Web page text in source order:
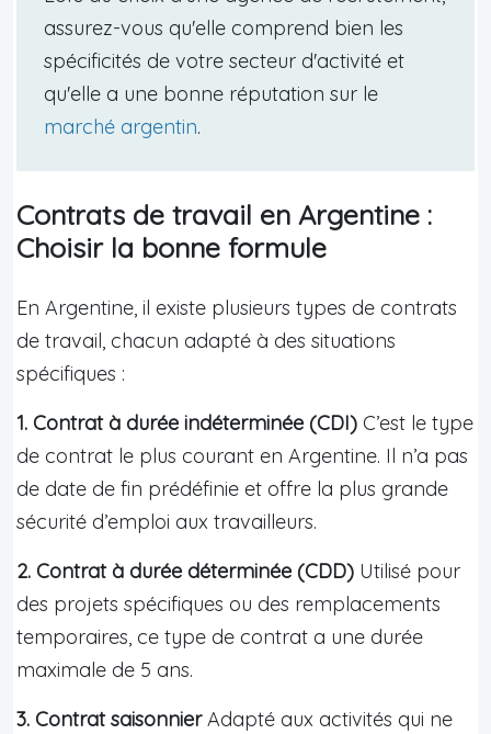
assurez-vous qu'elle comprend bien les
spécificités de votre secteur d'activité et
qu'elle a une bonne réputation sur le
marché argentin.
Contrats de travail en Argentine :
Choisir la bonne formule
En Argentine, il existe plusieurs types de contrats
de travail, chacun adapté à des situations
spécifiques :
1. Contrat à durée indéterminée (CDI) C’est le type
de contrat le plus courant en Argentine. Il n’a pas
de date de fin prédéfinie et offre la plus grande
sécurité d’emploi aux travailleurs.
2. Contrat à durée déterminée (CDD) Utilisé pour
des projets spécifiques ou des remplacements
temporaires, ce type de contrat a une durée
maximale de 5 ans.
3. Contrat saisonnierAdapté aux activités qui ne